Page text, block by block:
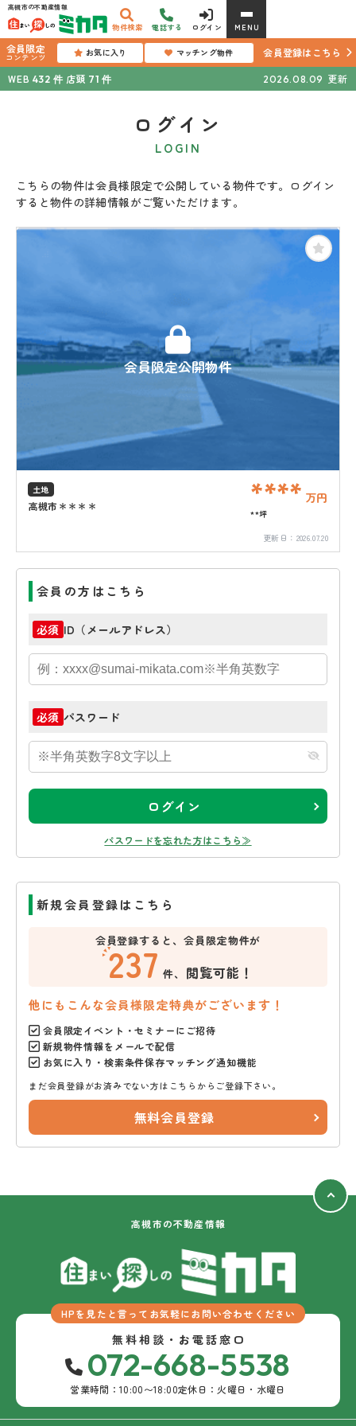
高槻市の不動産情報
物件検索 電話する ログイン MENU
会員限定
コンテンツ お気に入り マッチング物件
会員登録はこちら
WEB 432 件 店頭 71 件 2026.08.09 更新
ログイン
LOGIN
こちらの物件は会員様限定で公開している物件です。ログイン
すると物件の詳細情報がご覧いただけます。
会員限定公開物件
土地
高槻市＊＊＊＊ **** 万円
**坪
更新日： 2026.07.20
会員の方はこちら
必須 ID（メールアドレス）
必須 パスワード
ログイン
パスワードを忘れた方はこちら≫
新規会員登録はこちら
会員登録すると、会員限定物件が
237 件、 閲覧可能！
他にもこんな会員様限定特典がございます！
会員限定イベント・セミナーにご招待
新規物件情報をメールで配信
お気に入り・検索条件保存マッチング通知機能
まだ会員登録がお済みでない方はこちらからご登録下さい。
無料会員登録
高槻市の不動産情報
HPを見たと言ってお気軽にお問い合わせください
無料相談・お電話窓口
072-668-5538
営業時間：10:00〜18:00定休日：火曜日・水曜日